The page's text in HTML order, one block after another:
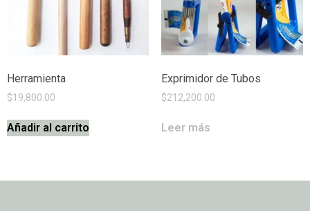
Herramienta
$19,800.00
Añadir al carrito
Exprimidor de Tubos
$212,200.00
Leer más